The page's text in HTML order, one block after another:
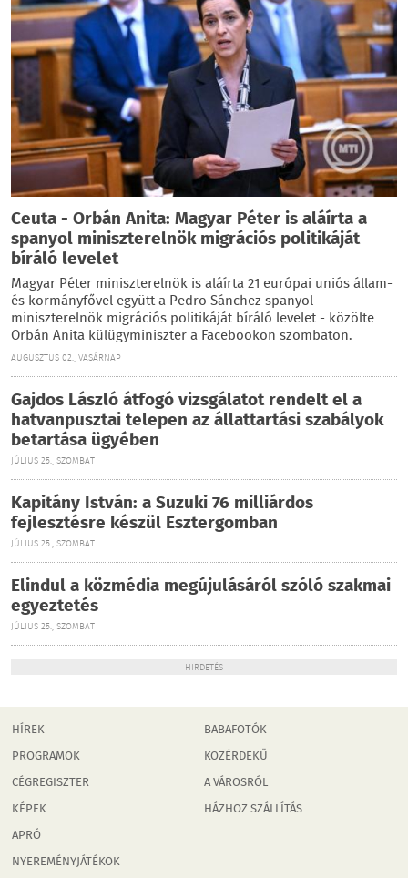
Ceuta - Orbán Anita: Magyar Péter is aláírta a
spanyol miniszterelnök migrációs politikáját
bíráló levelet
Magyar Péter miniszterelnök is aláírta 21 európai uniós állam-
és kormányfővel együtt a Pedro Sánchez spanyol
miniszterelnök migrációs politikáját bíráló levelet - közölte
Orbán Anita külügyminiszter a Facebookon szombaton.
AUGUSZTUS 02., VASÁRNAP
Gajdos László átfogó vizsgálatot rendelt el a
hatvanpusztai telepen az állattartási szabályok
betartása ügyében
JÚLIUS 25., SZOMBAT
Kapitány István: a Suzuki 76 milliárdos
fejlesztésre készül Esztergomban
JÚLIUS 25., SZOMBAT
Elindul a közmédia megújulásáról szóló szakmai
egyeztetés
JÚLIUS 25., SZOMBAT
HIRDETÉS
HÍREK
PROGRAMOK
CÉGREGISZTER
KÉPEK
APRÓ
NYEREMÉNYJÁTÉKOK
BABAFOTÓK
KÖZÉRDEKŰ
A VÁROSRÓL
HÁZHOZ SZÁLLÍTÁS